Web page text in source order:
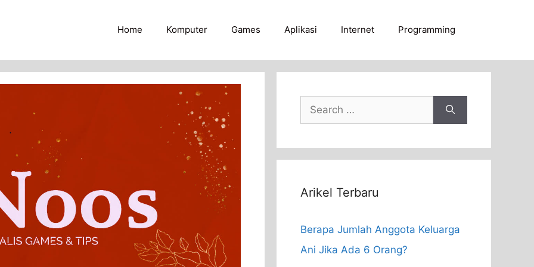
Home Komputer Games Aplikasi Internet Programming
Search
for:
Arikel Terbaru
Berapa Jumlah Anggota Keluarga
Ani Jika Ada 6 Orang?